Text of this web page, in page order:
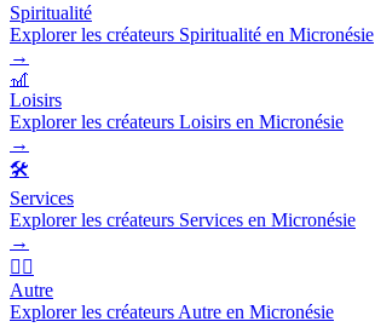
Spiritualité
Explorer les créateurs Spiritualité en Micronésie
→
🎢
Loisirs
Explorer les créateurs Loisirs en Micronésie
→
🛠️
Services
Explorer les créateurs Services en Micronésie
→
🧜‍♂️
Autre
Explorer les créateurs Autre en Micronésie